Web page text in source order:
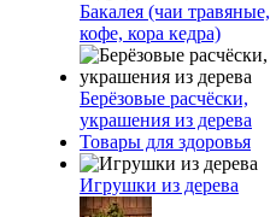
Бакалея (чаи травяные,
кофе, кора кедра)
Берёзовые расчёски,
украшения из дерева
Товары для здоровья
Игрушки из дерева